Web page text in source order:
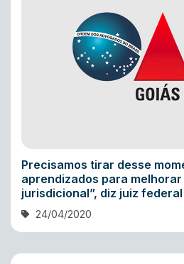
Precisamos tirar desse
aprendizados para
jurisdicional”, diz juiz
24/04/2020